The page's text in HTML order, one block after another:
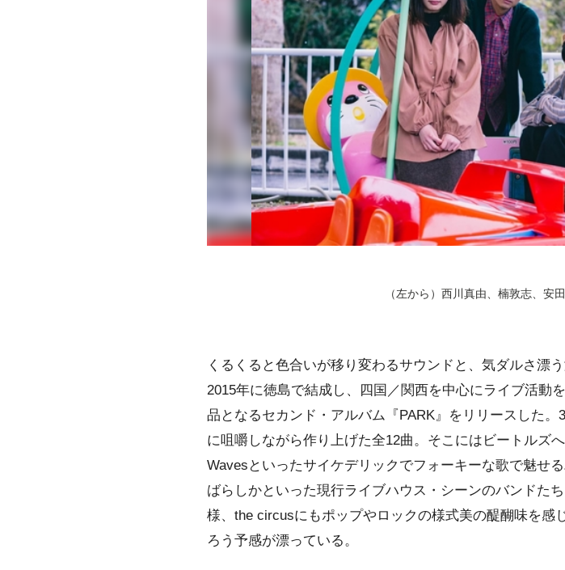
（左から）西川真由、楠敦志、安
くるくると色合いが移り変わるサウンドと、気ダルさ漂
2015年に徳島で結成し、四国／関西を中心にライブ活動
品となるセカンド・アルバム『PARK』をリリースした
に咀嚼しながら作り上げた全12曲。そこにはビートルズ
Wavesといったサイケデリックでフォーキーな歌で魅せ
ばらしかといった現行ライブハウス・シーンのバンドた
様、the circusにもポップやロックの様式美の醍醐味を感
ろう予感が漂っている。